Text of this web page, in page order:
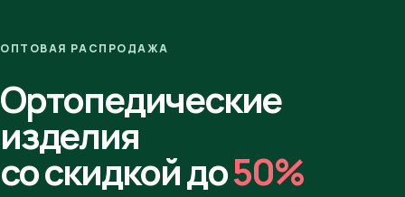
ОПТОВАЯ РАСПРОДАЖА
Ортопедические
изделия
со скидкой до50%